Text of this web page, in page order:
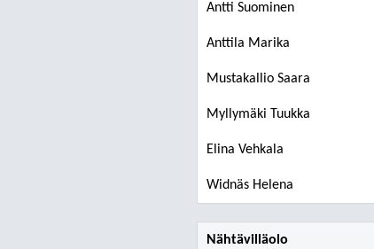
Antti Suominen
Anttila Marika
Mustakallio Saara
Myllymäki Tuukka
Elina Vehkala
Widnäs Helena
Nähtävilläolo